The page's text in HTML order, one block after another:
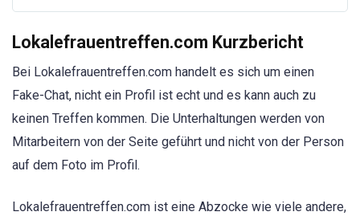
Lokalefrauentreffen.com Kurzbericht
Bei Lokalefrauentreffen.com handelt es sich um einen
Fake-Chat, nicht ein Profil ist echt und es kann auch zu
keinen Treffen kommen. Die Unterhaltungen werden von
Mitarbeitern von der Seite geführt und nicht von der Person
auf dem Foto im Profil.
Lokalefrauentreffen.com ist eine Abzocke wie viele andere,